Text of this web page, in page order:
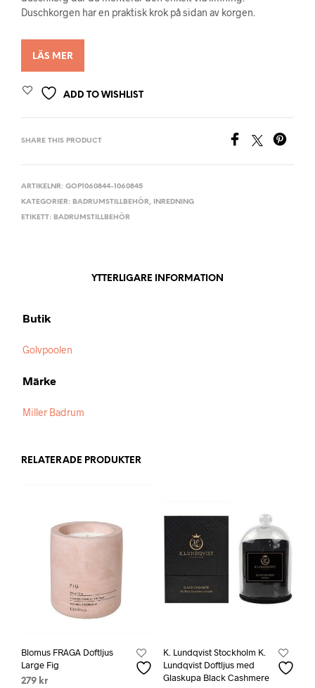
Duschkorgen har en praktisk krok på sidan av korgen.
LÄS MER
ADD TO WISHLIST
SHARE THIS PRODUCT
ARTIKELNR: GOP1060844-1060845
KATEGORIER: BADRUMSTILLBEHÖR,
INREDNING
ETIKETT: BADRUMSTILLBEHÖR
YTTERLIGARE INFORMATION
Butik
Golvpoolen
Märke
Miller Badrum
RELATERADE PRODUKTER
Blomus FRAGA Doftljus
Large Fig
279 kr
K. Lundqvist Stockholm K.
Lundqvist Doftljus med
Glaskupa Black Cashmere